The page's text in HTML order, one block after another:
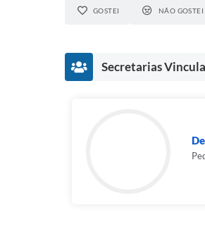
GOSTEI NÃO GOSTEI
Secretarias